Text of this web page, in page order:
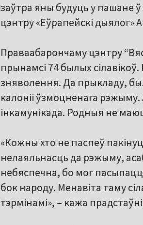
заўтра яны будуць у пашане
цэнтру «Еўрапейскі дыялог»
Праваабарончаму цэнтру
прынамсі 74 былых
зняволення. Да прыкладу,
калоніі ўзмоцненага рэжыму.
інкамунікада. Родныя не
«Кожны хто не паспеў
нелаяльнасць да рэжыму,
небяспечна, бо мог пасыпацца
бок народу. Менавіта таму
тэрмінамі», – кажа